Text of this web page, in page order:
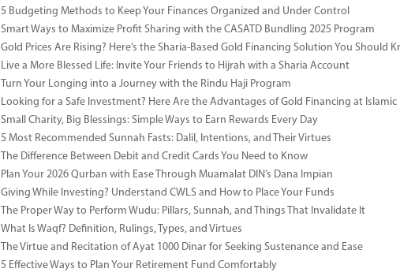
5 Budgeting Methods to Keep Your Finances Organized and Under Control
Smart Ways to Maximize Profit Sharing with the CASATD Bundling 2025 Program
Gold Prices Are Rising? Here’s the Sharia-Based Gold Financing Solution You Should
Live a More Blessed Life: Invite Your Friends to Hijrah with a Sharia Account
Turn Your Longing into a Journey with the Rindu Haji Program
Looking for a Safe Investment? Here Are the Advantages of Gold Financing at Islamic
Small Charity, Big Blessings: Simple Ways to Earn Rewards Every Day
5 Most Recommended Sunnah Fasts: Dalil, Intentions, and Their Virtues
The Difference Between Debit and Credit Cards You Need to Know
Plan Your 2026 Qurban with Ease Through Muamalat DIN’s Dana Impian
Giving While Investing? Understand CWLS and How to Place Your Funds
The Proper Way to Perform Wudu: Pillars, Sunnah, and Things That Invalidate It
What Is Waqf? Definition, Rulings, Types, and Virtues
The Virtue and Recitation of Ayat 1000 Dinar for Seeking Sustenance and Ease
5 Effective Ways to Plan Your Retirement Fund Comfortably